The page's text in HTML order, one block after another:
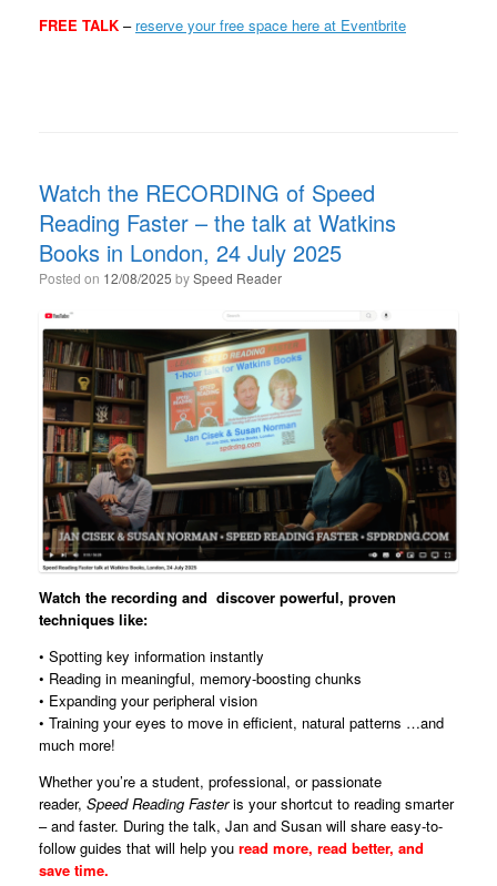
FREE TALK – reserve your free space here at Eventbrite
Watch the RECORDING of Speed
Reading Faster – the talk at Watkins
Books in London, 24 July 2025
Posted on 12/08/2025 bySpeed Reader
Watch the recording and discover powerful, proven
techniques like:
• Spotting key information instantly
• Reading in meaningful, memory-boosting chunks
• Expanding your peripheral vision
• Training your eyes to move in efficient, natural patterns …and
much more!
Whether you’re a student, professional, or passionate
reader, Speed Reading Fasteris your shortcut to reading smarter
– and faster. During the talk, Jan and Susan will share easy-to-
follow guides that will help you read more, read better, and
save time.